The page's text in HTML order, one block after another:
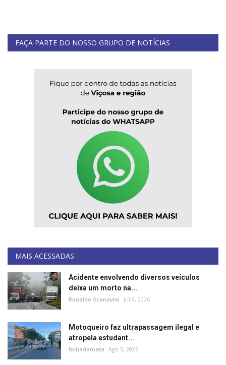
FAÇA PARTE DO NOSSO GRUPO DE NOTÍCIAS
MAIS ACESSADAS
Acidente envolvendo diversos veículos
deixa um morto na...
Ronaldo Scanavini Jul 9, 2026
Motoqueiro faz ultrapassagem ilegal e
atropela estudant...
folhadamata Ago 3, 2026